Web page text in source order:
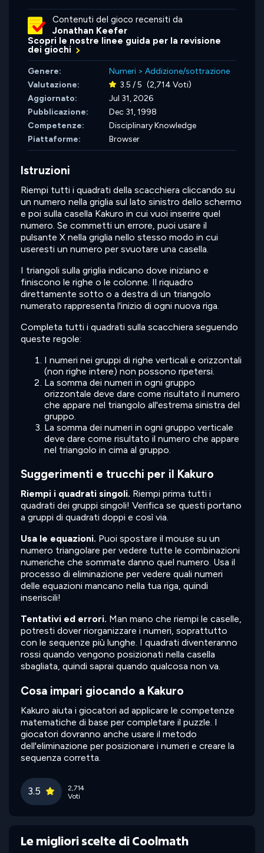
Contenuti del gioco recensiti da
Jonathan Keefer
Scopri le nostre linee guida per la revisione
dei giochi
Genere: Numeri > Addizione/sottrazione
Valutazione:
3.5 / 5 (2,714 Voti)
Aggiornato:
Jul 31, 2026
Pubblicazione:
Dec 31, 1998
Competenze:
Disciplinary Knowledge
Piattaforme:
Browser
Istruzioni
Riempi tutti i quadrati della scacchiera cliccando su
un numero nella griglia sul lato sinistro dello schermo
e poi sulla casella Kakuro in cui vuoi inserire quel
numero. Se commetti un errore, puoi usare il
pulsante X nella griglia nello stesso modo in cui
useresti un numero per svuotare una casella.
I triangoli sulla griglia indicano dove iniziano e
finiscono le righe o le colonne. Il riquadro
direttamente sotto o a destra di un triangolo
numerato rappresenta l'inizio di ogni nuova riga.
Completa tutti i quadrati sulla scacchiera seguendo
queste regole:
I numeri nei gruppi di righe verticali e orizzontali
(non righe intere) non possono ripetersi.
La somma dei numeri in ogni gruppo
orizzontale deve dare come risultato il numero
che appare nel triangolo all'estrema sinistra del
gruppo.
La somma dei numeri in ogni gruppo verticale
deve dare come risultato il numero che appare
nel triangolo in cima al gruppo.
Suggerimenti e trucchi per il Kakuro
Riempi i quadrati singoli. Riempi prima tutti i
quadrati dei gruppi singoli! Verifica se questi portano
a gruppi di quadrati doppi e così via.
Usa le equazioni. Puoi spostare il mouse su un
numero triangolare per vedere tutte le combinazioni
numeriche che sommate danno quel numero. Usa il
processo di eliminazione per vedere quali numeri
delle equazioni mancano nella tua riga, quindi
inseriscili!
Tentativi ed errori. Man mano che riempi le caselle,
potresti dover riorganizzare i numeri, soprattutto
con le sequenze più lunghe. I quadrati diventeranno
rossi quando vengono posizionati nella casella
sbagliata, quindi saprai quando qualcosa non va.
Cosa impari giocando a Kakuro
Kakuro aiuta i giocatori ad applicare le competenze
matematiche di base per completare il puzzle. I
giocatori dovranno anche usare il metodo
dell'eliminazione per posizionare i numeri e creare la
sequenza corretta.
3.5
2,714
Voti
Le migliori scelte di Coolmath